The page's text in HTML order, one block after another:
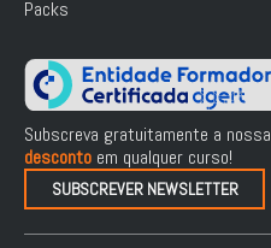
Packs
Subscreva gratuitamente a nossa
desconto em qualquer curso!
SUBSCREVER NEWSLETTER